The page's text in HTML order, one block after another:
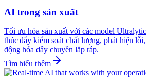
AI trong sản xuất
Tối ưu hóa sản xuất với các model
thúc đẩy kiểm soát chất lượng, phát hiện
động hóa dây chuyền lắp ráp.
Tìm hiểu thêm